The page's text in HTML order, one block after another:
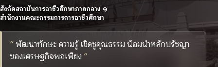
สังกัดสถาบันการอาชีวศึกษาภาคกลาง ๑
สำนักงานคณะกรรมการการอาชีวศึกษา
พัฒนาทักษะ ความรู้ เชิดชูคุณธรรม น้อมนำหลักปรัชญา
ของเศรษฐกิจพอเพียง